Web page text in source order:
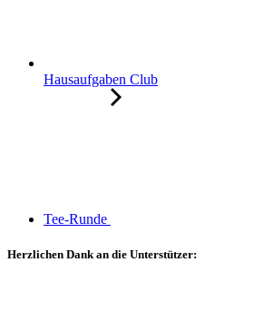
Hausaufgaben Club
Tee-Runde
Herzlichen Dank an die Unterstützer: